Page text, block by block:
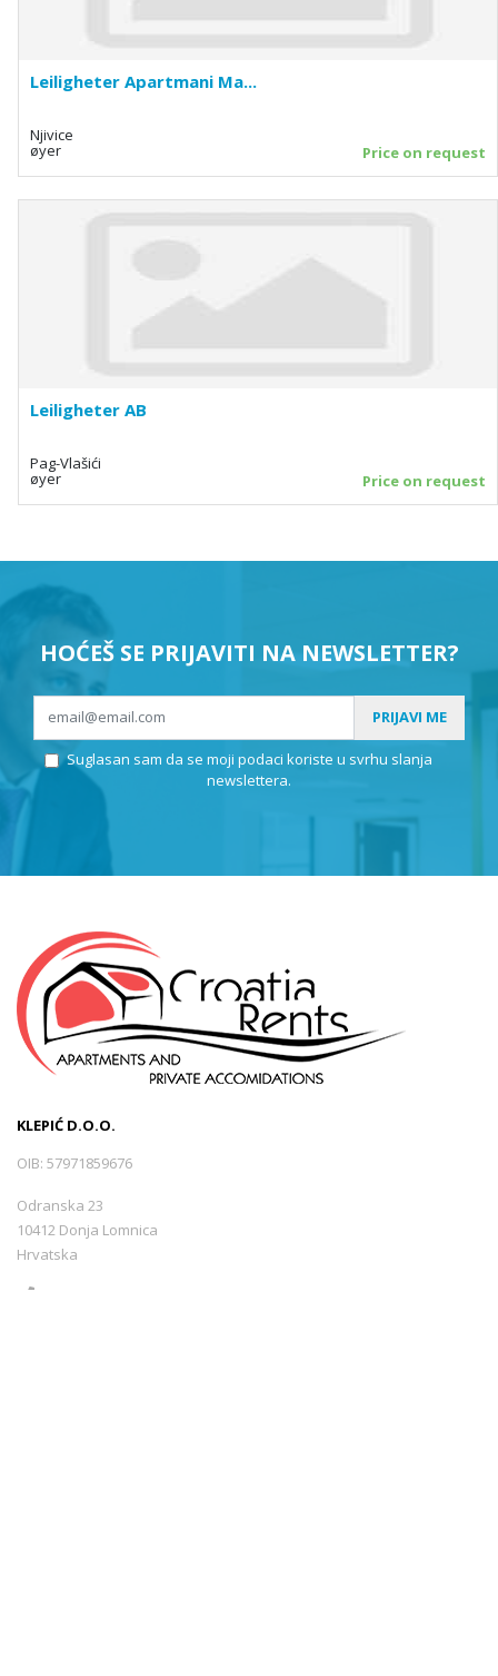
Leiligheter Apartmani Ma...
Njivice
øyer Price on request
Leiligheter AB
Pag-Vlašići
øyer Price on request
HOĆEŠ SE PRIJAVITI NA NEWSLETTER?
PRIJAVI ME
Suglasan sam da se moji podaci koriste u svrhu slanja
newslettera.
KLEPIĆ D.O.O.
OIB: 57971859676
Odranska 23
10412 Donja Lomnica
Hrvatska